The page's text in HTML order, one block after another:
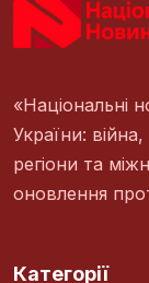
«Національні
України:
регіони та
оновлення
Категорії